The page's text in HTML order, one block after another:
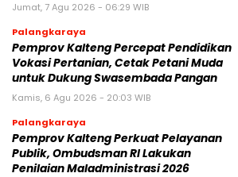
Jumat, 7 Agu 2026 - 06:29 WIB
Palangkaraya
Pemprov Kalteng Percepat Pendidikan
Vokasi Pertanian, Cetak Petani Muda
untuk Dukung Swasembada Pangan
Kamis, 6 Agu 2026 - 20:03 WIB
Palangkaraya
Pemprov Kalteng Perkuat Pelayanan
Publik, Ombudsman RI Lakukan
Penilaian Maladministrasi 2026